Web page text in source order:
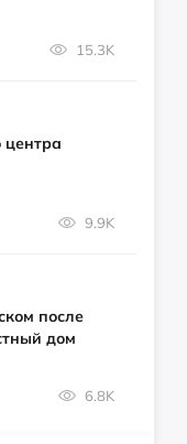
15.3K
центра
9.9K
после
дом
6.8K